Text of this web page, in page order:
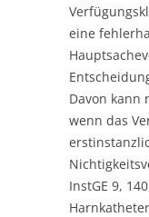
eine
Davon kann
wenn das
InstGE 9,